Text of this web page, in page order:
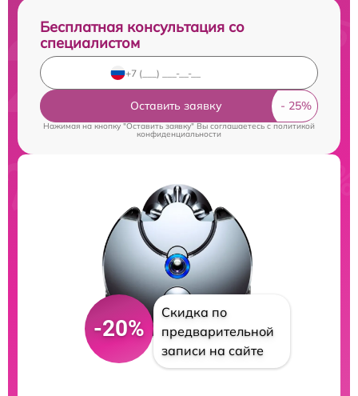
Бесплатная консультация со
специалистом
Оставить заявку
Нажимая на кнопку "Оставить заявку" Вы соглашаетесь cполитикой
конфиденциальности
-20%
Скидка по
предварительной
записи на сайте